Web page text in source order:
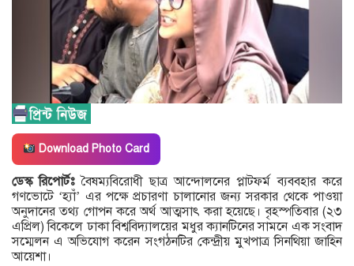
Download Photo Card
ডেস্ক রিপোর্টঃবৈষম্যবিরোধী ছাত্র আন্দোলনের প্লাটফর্ম ব্যববহার করে
গণভোটে ‘হ্যাঁ’ এর পক্ষে প্রচারণা চালানোর জন্য সরকার থেকে পাওয়া
অনুদানের তথ্য গোপন করে অর্থ আত্মসাৎ করা হয়েছে। বৃহস্পতিবার (২৩
এপ্রিল) বিকেলে ঢাকা বিশ্ববিদ্যালয়ের মধুর ক্যানটিনের সামনে এক সংবাদ
সম্মেলন এ অভিযোগ করেন সংগঠনটির কেন্দ্রীয় মুখপাত্র সিনথিয়া জাহিন
আয়েশা।